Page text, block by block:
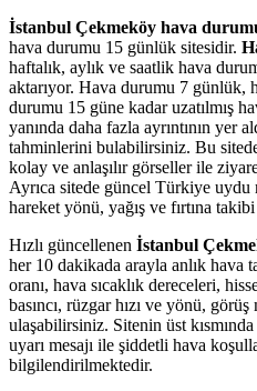
İstanbul Çekmeköy hava
hava durumu 15 günlük sitesidir.
haftalık, aylık ve saatlik hava
aktarıyor. Hava durumu 7 günlük,
durumu 15 güne kadar uzatılmış
yanında daha fazla ayrıntının yer
tahminlerini bulabilirsiniz. Bu
kolay ve anlaşılır görseller ile
Ayrıca sitede güncel Türkiye
hareket yönü, yağış ve fırtına
Hızlı güncellenen İstanbul
her 10 dakikada arayla anlık hava
oranı, hava sıcaklık dereceleri,
basıncı, rüzgar hızı ve yönü,
ulaşabilirsiniz. Sitenin üst
uyarı mesajı ile şiddetli hava
bilgilendirilmektedir.